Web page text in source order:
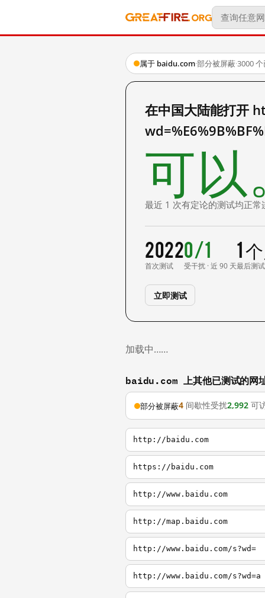
属于 baidu.com·部分被屏蔽·3000
在中国大陆能打开
可以
最近 1 次有定论的测试均正常
2022
首次测试
0/1
受干扰 · 近 90 天
1
最后测试
立即测试
加载中……
baidu.com 上其他已测试的网
部分被屏蔽4 间歇性受扰2,992 可
http://baidu.com
https://baidu.com
http://www.baidu.com
http://map.baidu.com
http://www.baidu.com/s?wd=
http://www.baidu.com/s?wd=a